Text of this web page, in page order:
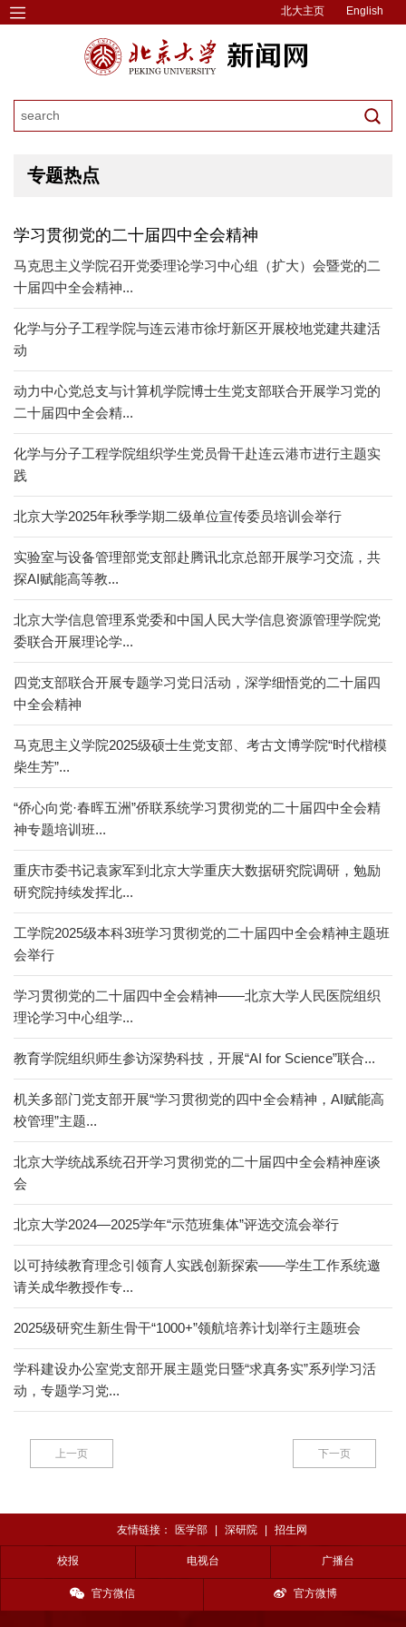
北大主页 English
专题热点
学习贯彻党的二十届四中全会精神
马克思主义学院召开党委理论学习中心组（扩大）会暨党的二
十届四中全会精神...
化学与分子工程学院与连云港市徐圩新区开展校地党建共建活
动
动力中心党总支与计算机学院博士生党支部联合开展学习党的
二十届四中全会精...
化学与分子工程学院组织学生党员骨干赴连云港市进行主题实
践
北京大学2025年秋季学期二级单位宣传委员培训会举行
实验室与设备管理部党支部赴腾讯北京总部开展学习交流，共
探AI赋能高等教...
北京大学信息管理系党委和中国人民大学信息资源管理学院党
委联合开展理论学...
四党支部联合开展专题学习党日活动，深学细悟党的二十届四
中全会精神
​马克思主义学院2025级硕士生党支部、考古文博学院“时代楷模
柴生芳”...
“侨心向党·春晖五洲”侨联系统学习贯彻党的二十届四中全会精
神专题培训班...
重庆市委书记袁家军到北京大学重庆大数据研究院调研，勉励
研究院持续发挥北...
工学院2025级本科3班学习贯彻党的二十届四中全会精神主题班
会举行
学习贯彻党的二十届四中全会精神——北京大学人民医院组织
理论学习中心组学...
教育学院组织师生参访深势科技，开展“AI for Science”联合...
机关多部门党支部开展“学习贯彻党的四中全会精神，AI赋能高
校管理”主题...
北京大学统战系统召开学习贯彻党的二十届四中全会精神座谈
会
北京大学2024—2025学年“示范班集体”评选交流会举行
以可持续教育理念引领育人实践创新探索——学生工作系统邀
请关成华教授作专...
2025级研究生新生骨干“1000+”领航培养计划举行主题班会
学科建设办公室党支部开展主题党日暨“求真务实”系列学习活
动，专题学习党...
上一页 下一页
友情链接： 医学部 深研院 招生网
校报 电视台 广播台
官方微信 官方微博